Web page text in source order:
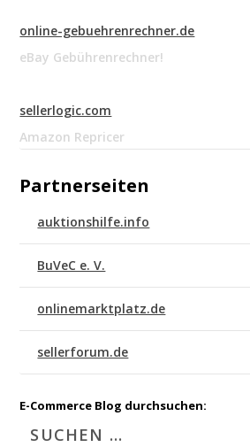
online-gebuehrenrechner.de
eBay Gebührenrechner!
sellerlogic.com
Amazon Repricer
Partnerseiten
auktionshilfe.info
BuVeC e. V.
onlinemarktplatz.de
sellerforum.de
E-Commerce Blog durchsuchen: